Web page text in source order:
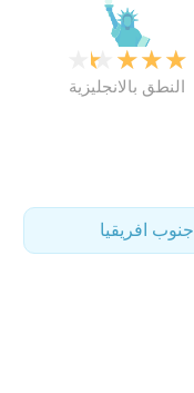
★
★
★
★
النطق بالانجليزية